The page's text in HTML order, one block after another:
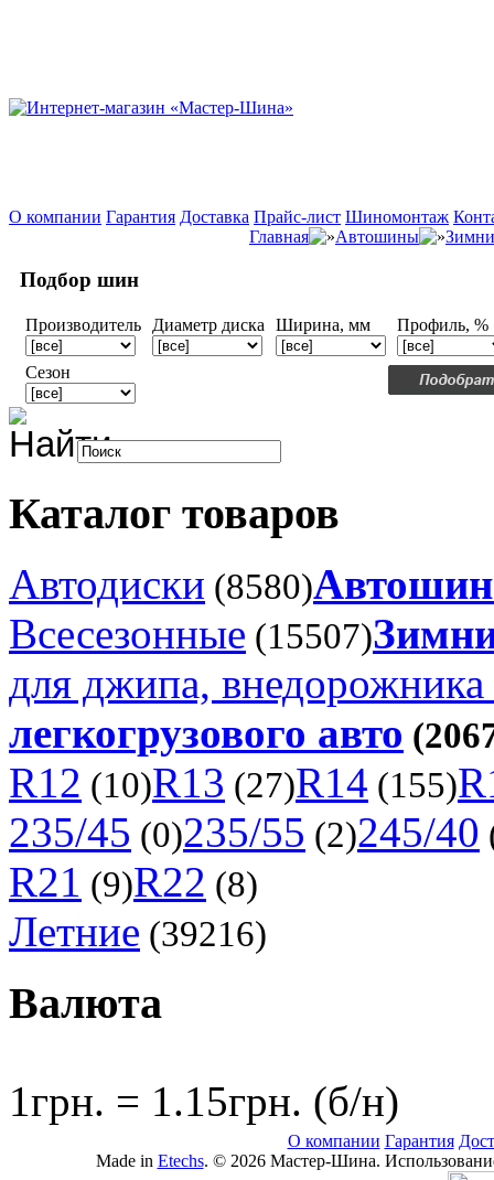
О компании Гарантия Доставка Прайс-лист Шиномонтаж
Главная
Автошины
Подбор шин
Производитель Диаметр диска Ширина, мм Профиль, %
Сезон
Каталог товаров
Автодиски (8580)
Всесезонные (15507)
для джипа,
легкогрузового авто
R12 (10)R13 (27)R14 (155)
235/45 (0)235/55 (2)245/40
R21 (9)R22 (8)
Летние (39216)
Валюта
1грн. = 1.15грн. (б/н)
О компании Гарантия
Made in Etechs. © 2026 Мастер-Шина.